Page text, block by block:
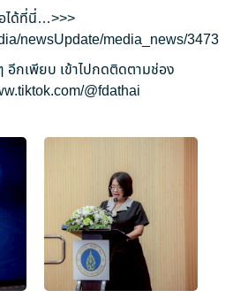
ได้ที่นี่…>>>
newsUpdate/media_news/3473
กเพียบ เข้าไปกดติดตามช่อง
@fdathai